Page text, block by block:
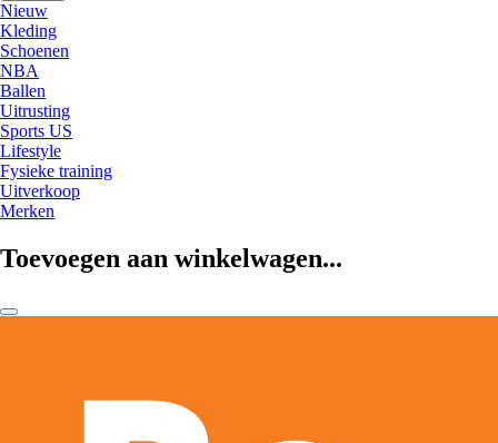
Nieuw
Kleding
Schoenen
NBA
Ballen
Uitrusting
Sports US
Lifestyle
Fysieke training
Uitverkoop
Merken
Toevoegen aan winkelwagen...